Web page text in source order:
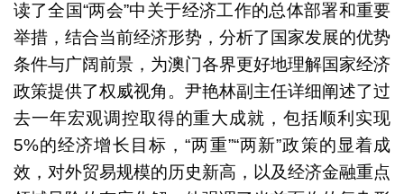
读了全国“两会”中关于经济工作的总体部署和重要
举措，结合当前经济形势，分析了国家发展的优势
条件与广阔前景，为澳门各界更好地理解国家经济
政策提供了权威视角。尹艳林副主任详细阐述了过
去一年宏观调控取得的重大成就，包括顺利实现
5%的经济增长目标，“两重”“两新”政策的显着成
效，对外贸易规模的历史新高，以及经济金融重点